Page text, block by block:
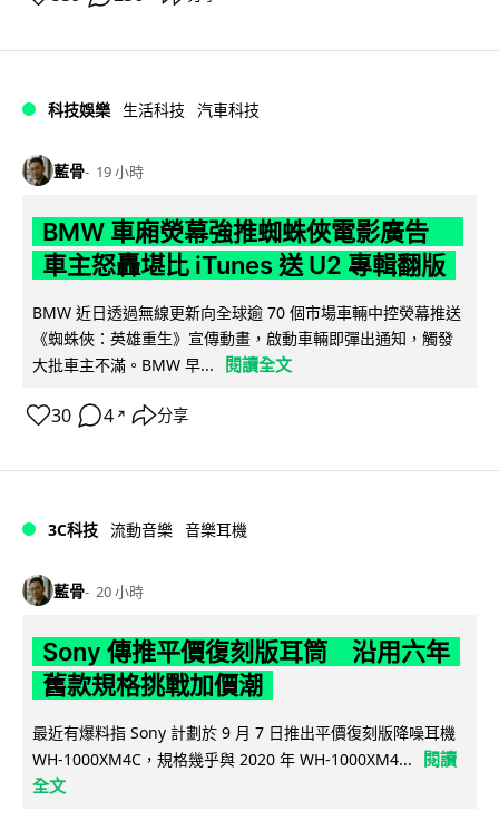
科技娛樂 生活科技 汽車科技
藍骨 19 小時
BMW 車廂熒幕強推蜘蛛俠電影廣告
車主怒轟堪比 iTunes 送 U2 專輯翻版
BMW 近日透過無線更新向全球逾 70 個市場車輛中控熒幕推送
《蜘蛛俠：英雄重生》宣傳動畫，啟動車輛即彈出通知，觸發
大批車主不滿。BMW 早...
閱讀全文
30 4 ↗ 分享
3C科技 流動音樂 音樂耳機
藍骨 20 小時
Sony 傳推平價復刻版耳筒 沿用六年
舊款規格挑戰加價潮
最近有爆料指 Sony 計劃於 9 月 7 日推出平價復刻版降噪耳機
WH-1000XM4C，規格幾乎與 2020 年 WH-1000XM4...
閱讀
全文